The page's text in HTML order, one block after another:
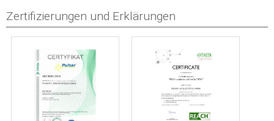
Zertifizierungen und Erklärungen